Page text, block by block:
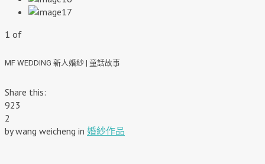
1 of
MF WEDDING 新人婚紗 | 童話故事
Share this:
923
2
by wang weicheng in 婚紗作品